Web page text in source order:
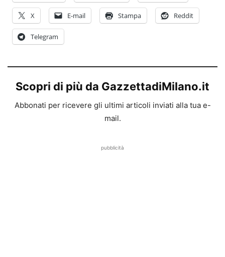
X E-mail Stampa Reddit
Telegram
Scopri di più da GazzettadiMilano.it
Abbonati per ricevere gli ultimi articoli inviati alla tua e-
mail.
pubblicità